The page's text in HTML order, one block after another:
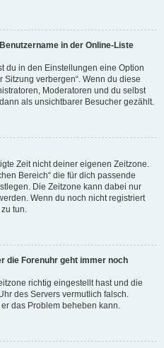
in der Online-Liste
du in den Einstellungen eine Option
verbergen“. Wenn du diese
Moderatoren und du selbst
als unsichtbarer Besucher gezählt.
Zeit nicht deiner eigenen Zeitzone.
Bereich“ die für dich passende
Die Zeitzone kann dabei nur
Wenn du noch nicht registriert
tun.
die Forenuhr geht immer noch
richtig eingestellt hast und die
des Servers vermutlich falsch.
das Problem beheben kann.